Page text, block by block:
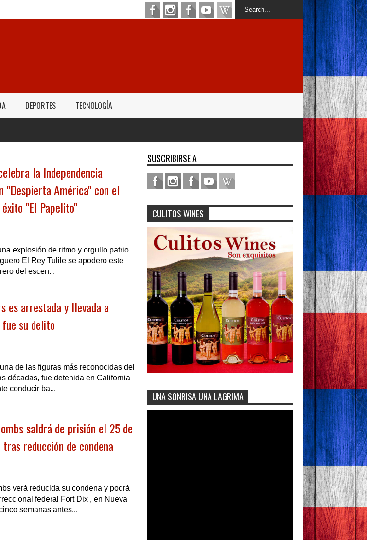
DEPORTES TECNOLOGÍA
la Independencia
"Despierta América" con el
"El Papelito"
explosión de ritmo y orgullo patrio,
El Rey Tulile se apoderó este
del escen...
es arrestada y llevada a
su delito
de las figuras más reconocidas del
décadas, fue detenida en California
conducir ba...
saldrá de prisión el 25 de
reducción de condena
verá reducida su condena y podrá
federal Fort Dix , en Nueva
semanas antes...
SUSCRIBIRSE A
CULITOS WINES
UNA SONRISA UNA LAGRIMA